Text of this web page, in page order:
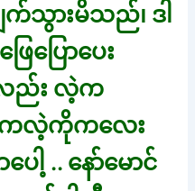
သွားမိသည်၊ ဒါ
ပြောပေး
ည်း လဲ့က
င်ကလဲ့ကိုကလေး
ါ့ .. နော်မောင်